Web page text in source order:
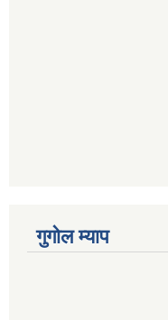
गुगोल म्याप